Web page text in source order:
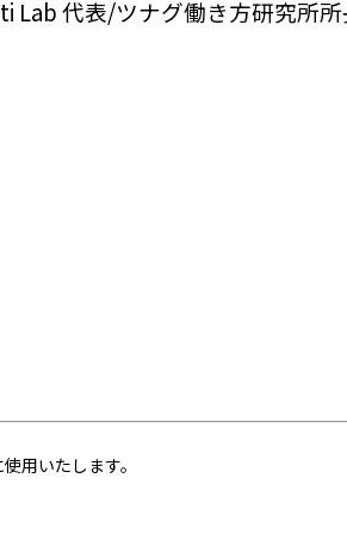
代表/ツナグ働き方研究所所
用いたします。